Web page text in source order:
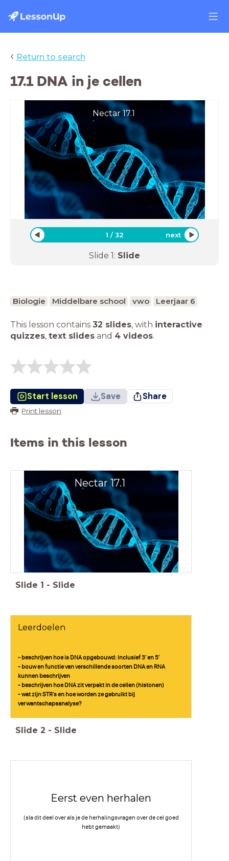
‹ Return to search
17.1 DNA in je cellen
Nectar 17.1
1 /32 next
Slide 1: Slide
Biologie Middelbare school vwo Leerjaar 6
This lesson contains 32 slides, with interactive
quizzes, text slides and 4 videos.
Start lesson Save Share
Print lesson
Items in this lesson
Nectar 17.1
Slide 1 - Slide
Leerdoelen
- beschrijven hoe is DNA opgebouwd: inclusief 3' en 5'
- bouw en functie van verschillende soorten DNA en RNA
kunnen beschrijven
- beschrijven hoe DNA zit verpakt in de cellen (histonen)
- wat zijn STR's en hoe worden ze gebruikt bij
verwantschapsanalyse?
Slide 2 - Slide
Eerst even herhalen
(sla dit deel over als je de herhalingsvragen over de cel goed
hebt gemaakt)